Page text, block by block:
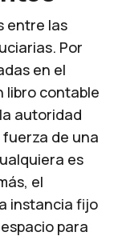
entre las
Por
en el
libro contable
autoridad
fuerza de una
es
el
instancia fijo
para